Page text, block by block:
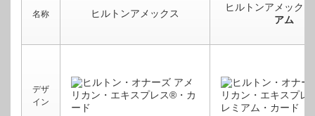
名称 ヒルトンアメックス
ヒルトンアメックス
アム
デザ
イン